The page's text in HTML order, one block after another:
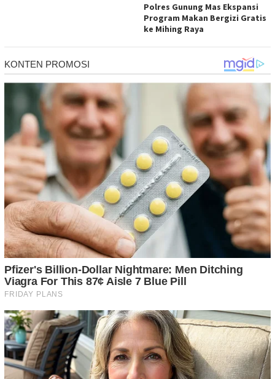
Polres Gunung Mas Ekspansi
Program Makan Bergizi Gratis
ke Mihing Raya